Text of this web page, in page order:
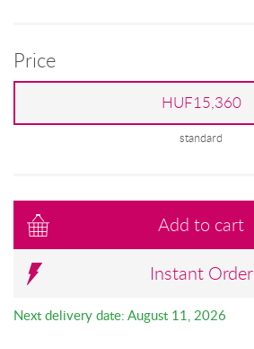
Price
HUF15,360
standard
Add to cart
Instant Order
Next delivery date: August 11, 2026